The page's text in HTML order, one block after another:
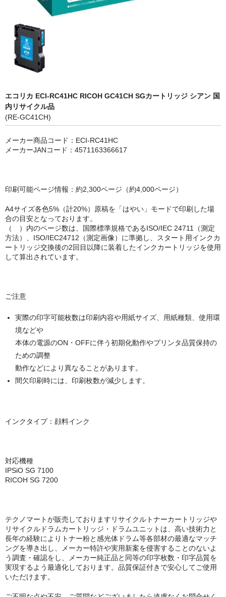
シャープ
京セラ
パナソニック
IBM
インクカートリッジ
キヤノン CANON
ブラザー BROTHER
リソー RISO
リコー RICOH
デュプロ duplo
エコリカ ECI-RC41HC RICOH GC41CH SGカートリッジ シアン 国
内リサイクル品
(RE-GC41CH)
メーカー商品コード：ECI-RC41HC
メーカーJANコード：4571163366617
印刷可能ページ情報：約2,300ページ（約4,000ページ）
A4サイズ各色5%（計20%）原稿を「はやい」モードで印刷した場
合の目安となっております。
（ ）内のページ数は、国際標準規格であるISO/IEC 24711（測定
方法）、ISO/IEC24712（測定画像）に準拠し、スタート用インクカ
ートリッジ交換後の2回目以降に装着したインクカートリッジを使用
して算出されています。
ご注意
実際の印字可能枚数は印刷内容や用紙サイズ、用紙種類、使用環
境などや
本体の電源のON・OFFに伴う初期化動作やプリンタ品質保持の
ための調整
動作などにより異なることがあります。
間欠印刷時には、印刷枚数が減少します。
インクタイプ：顔料インク
対応機種
IPSiO SG 7100
RICOH SG 7200
テクノマートが販売しておりますリサイクルトナーカートリッジや
リサイクルドラムカートリッジ・ドラムユニットは、高い技術力と
長年の経験によりトナー粉と感光体ドラム等各部材の最適なマッチ
ングを導き出し、メーカー特許や実用新案を侵害することのないよ
う調査・確認をし、メーカー純正品と同等の印字枚数・印字品質を
実現するよう最適化しております。品質保証付きで安心してご使用
いただけます。